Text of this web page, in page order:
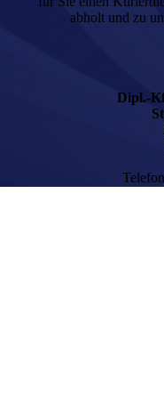
abholt und zu
Dipl.-